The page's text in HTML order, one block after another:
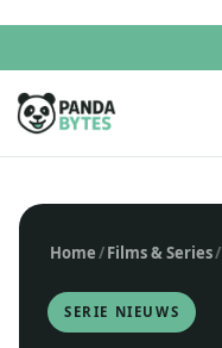
Home/Films & Series/
SERIE NIEUWS